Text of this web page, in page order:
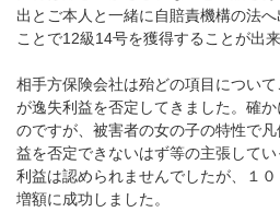
出とご本人と一緒に自賠責機構の法
ことで12級14号を獲得することが出来
相手方保険会社は殆どの項目につい
が逸失利益を否定してきました。確
のですが、被害者の女の子の特性で
益を否定できないはず等の主張して
利益は認められませんでしたが、１
増額に成功しました。